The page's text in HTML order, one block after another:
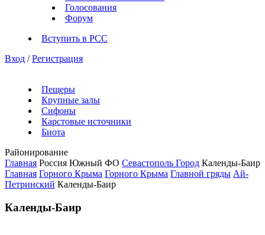
Голосования
Форум
Вступить в РСС
Вход / Регистрация
Пещеры
Крупные залы
Сифоны
Карстовые источники
Биота
Районирование
Главная Россия Южный ФО Севастополь Город Календы-Баир
Главная Горного Крыма Горного Крыма Главной гряды Ай-
Петринский Календы-Баир
Календы-Баир